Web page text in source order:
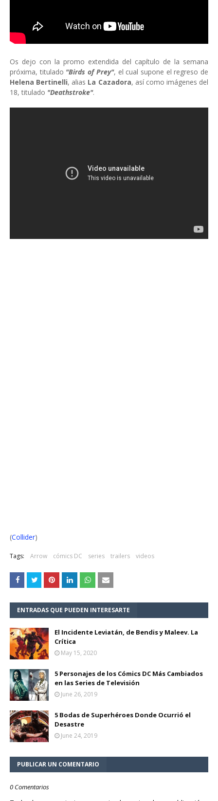
Os dejo con la promo extendida del capítulo de la semana
próxima, titulado "Birds of Prey", el cual supone el regreso de
Helena Bertinelli, alias La Cazadora, así como imágenes del
18, titulado "Deathstroke".
(Collider)
Tags: Arrow cómics DC series trailers videos
ENTRADAS QUE PUEDEN INTERESARTE
El Incidente Leviatán, de Bendis y Maleev. La
Crítica
May 15, 2020
5 Personajes de los Cómics DC Más Cambiados
en las Series de Televisión
June 26, 2019
5 Bodas de Superhéroes Donde Ocurrió el
Desastre
June 24, 2019
PUBLICAR UN COMENTARIO
0 Comentarios